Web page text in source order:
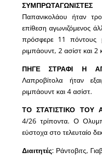
Παπανικολάου ήταν
επίθεση αγωνιζόμενος
πρόσφερε 11 πόντους
ριμπάουντ, 2 ασίστ και 2
ΠΗΓΕ ΣΤΡΑΦΙ Η
Λαπροβίτολα ήταν
ριμπάουντ και 4 ασίστ.
ΤΟ ΣΤΑΤΙΣΤΙΚΟ ΤΟΥ
4/26 τρίποντα. Ο
εύστοχα στο τελευταίο
Διαιτητές: Ράντοβιτς,